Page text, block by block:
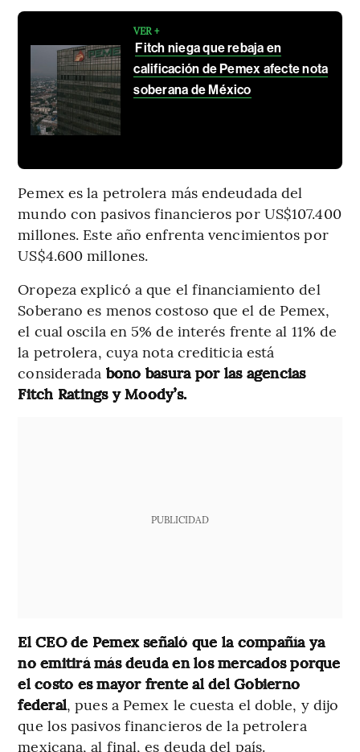
VER +
Fitch niega que rebaja en
calificación de Pemex afecte nota
soberana de México
Pemex es la petrolera más endeudada del
mundo con pasivos financieros por US$107.400
millones. Este año enfrenta vencimientos por
US$4.600 millones.
Oropeza explicó a que el financiamiento del
Soberano es menos costoso que el de Pemex,
el cual oscila en 5% de interés frente al 11% de
la petrolera, cuya nota crediticia está
considerada bono basura por las agencias
Fitch Ratings y Moody’s.
PUBLICIDAD
El CEO de Pemex señaló que la compañía ya
no emitirá más deuda en los mercados porque
el costo es mayor frente al del Gobierno
federal, pues a Pemex le cuesta el doble, y dijo
que los pasivos financieros de la petrolera
mexicana, al final, es deuda del país.